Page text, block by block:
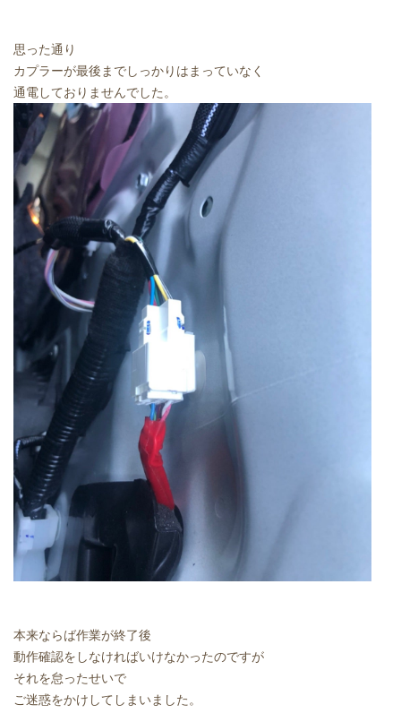
思った通り
カプラーが最後までしっかりはまっていなく
通電しておりませんでした。
本来ならば作業が終了後
動作確認をしなければいけなかったのですが
それを怠ったせいで
ご迷惑をかけしてしまいました。